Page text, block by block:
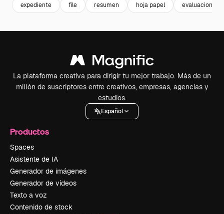
expediente file resumen hoja papel evaluacion
La plataforma creativa para dirigir tu mejor trabajo. Más de un
millón de suscriptores entre creativos, empresas, agencias y
estudios.
Español
Productos
Spaces
Asistente de IA
Generador de imágenes
Generador de vídeos
Texto a voz
Contenido de stock